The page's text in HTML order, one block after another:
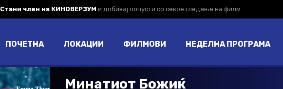
Стани член на КИНОВЕРЗУМ и добивај попусти со секое гледање на филм.
ПОЧЕТНА ЛОКАЦИИ ФИЛМОВИ НЕДЕЛНА ПРОГРАМА
Минатиот Божиќ